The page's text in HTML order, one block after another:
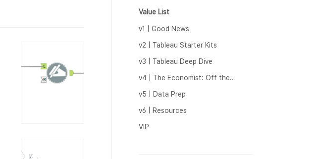
Value List
v1 | Good News
v2 | Tableau Starter Kits
v3 | Tableau Deep Dive
v4 | The Economist: Off the..
v5 | Data Prep
v6 | Resources
VIP